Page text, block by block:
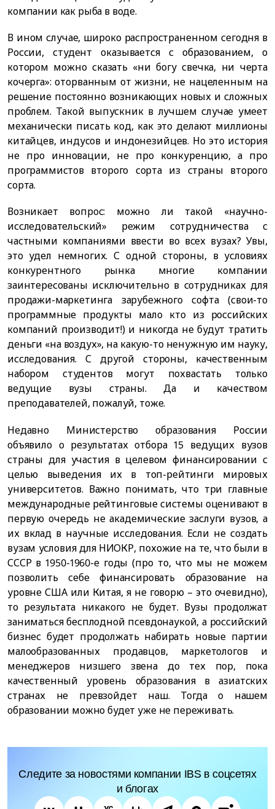
компании как рыба в воде.
В ином случае, широко распространенном сегодня в
России, студент оказывается с образованием, о
котором можно сказать «ни богу свечка, ни черта
кочерга»: оторванным от жизни, не нацеленным на
решение постоянно возникающих новых и сложных
проблем. Такой выпускник в лучшем случае умеет
механически писать код, как это делают миллионы
китайцев, индусов и индонезийцев. Но это история
не про инновации, не про конкуренцию, а про
программистов второго сорта из страны второго
сорта.
Возникает вопрос: можно ли такой «научно-
исследовательский» режим сотрудничества с
частными компаниями ввести во всех вузах? Увы,
это удел немногих. С одной стороны, в условиях
конкурентного рынка многие компании
заинтересованы исключительно в сотрудниках для
продажи-маркетинга зарубежного софта (свои-то
программные продукты мало кто из российских
компаний производит!) и никогда не будут тратить
деньги «на воздух», на какую-то ненужную им науку,
исследования. С другой стороны, качественным
набором студентов могут похвастать только
ведущие вузы страны. Да и качеством
преподавателей, пожалуй, тоже.
Недавно Министерство образования России
объявило о результатах отбора 15 ведущих вузов
страны для участия в целевом финансировании с
целью выведения их в топ-рейтинги мировых
университетов. Важно понимать, что три главные
международные рейтинговые системы оценивают в
первую очередь не академические заслуги вузов, а
их вклад в научные исследования. Если не создать
вузам условия для НИОКР, похожие на те, что были в
СССР в 1950-1960-е годы (про то, что мы не можем
позволить себе финансировать образование на
уровне США или Китая, я не говорю – это очевидно),
то результата никакого не будет. Вузы продолжат
заниматься бесплодной псевдонаукой, а российский
бизнес будет продолжать набирать новые партии
малообразованных продавцов, маркетологов и
менеджеров низшего звена до тех пор, пока
качественный уровень образования в азиатских
странах не превзойдет наш. Тогда о нашем
образовании можно будет уже не переживать.
Следите за новостями компании IBS в соцсетях
и блогах